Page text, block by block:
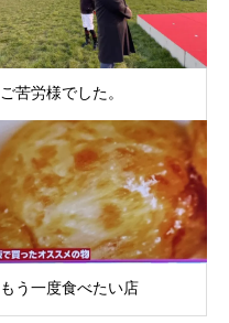
ご苦労様でした。
もう一度食べたい店